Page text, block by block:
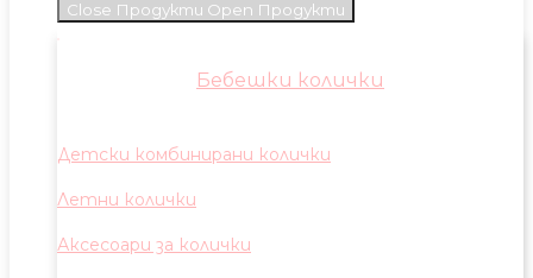
Close Продукти Open Продукти
Бебешки колички
Детски комбинирани колички
Летни колички
Аксесоари за колички